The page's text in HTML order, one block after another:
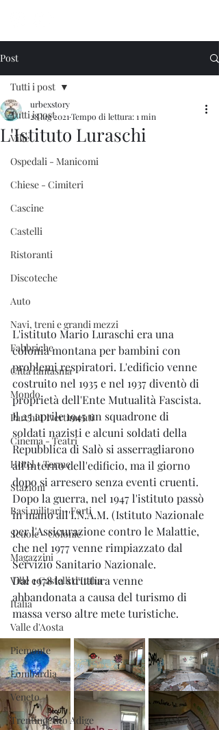
Post
Tutti i post
Ville
Ospedali - Manicomi
Chiese - Cimiteri
Cascine
Castelli
Ristoranti
Discoteche
Auto
Navi, treni e grandi mezzi
Fabbriche
Città fantasma
Mondo
Parchi Divertimenti
Cinema - Teatri
Hotel - Terme
Stazioni
Basi militari - Forti
Scuole - Colonie
Magazzini
Ville e Castelli d'Italia
Italia
Valle d'Aosta
Piemonte
Lombardia
Veneto
Trentino Alto Adige
Tutti i post
L'Istituto Luraschi
urbexstory
28 lug 2021 Tempo di lettura: 1 min
L'istituto Mario Luraschi era una
colonia montana per bambini con
problemi respiratori. L'edificio venne
costruito nel 1935 e nel 1937 diventò di
proprietà dell'Ente Mutualità Fascista.
Il 25 aprile 1945 un squadrone di
soldati nazisti e alcuni soldati della
Repubblica di Salò si asserragliarono
all'interno dell'edificio, ma il giorno
dopo si arresero senza eventi cruenti.
Dopo la guerra, nel 1947 l'istituto passò
in mano all'I.N.A.M. (Istituto Nazionale
per l'Assicurazione contro le Malattie,
che nel 1977 venne rimpiazzato dal
Servizio Sanitario Nazionale.
Dal 1978 la struttura venne
abbandonata a causa del turismo di
massa verso altre mete turistiche.